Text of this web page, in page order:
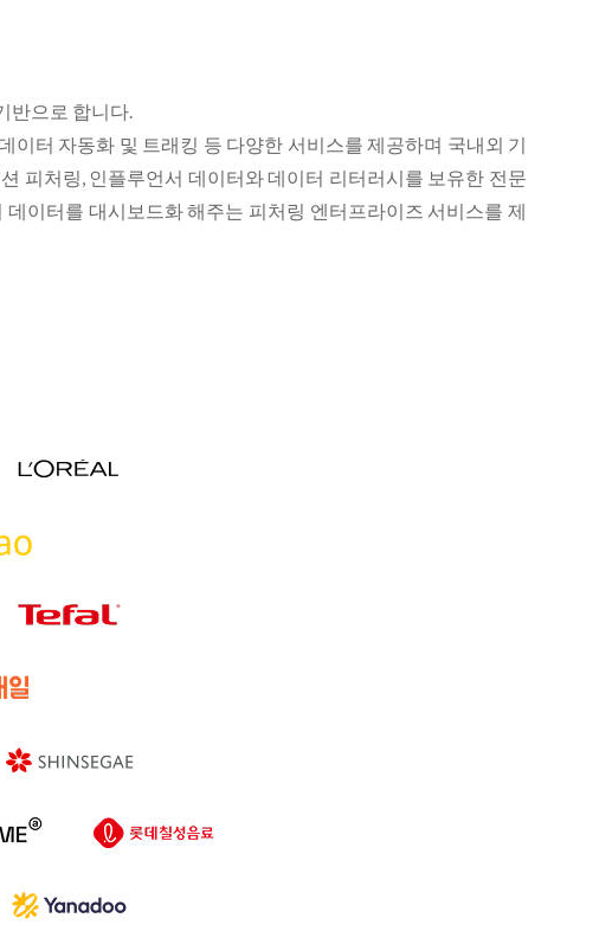
반으로 합니다.
터 자동화 및 트래킹 등 다양한 서비스를 제공하며 국내외 기
피처링, 인플루언서 데이터와 데이터 리터러시를 보유한 전문
이터를 대시보드화 해주는 피처링 엔터프라이즈 서비스를 제